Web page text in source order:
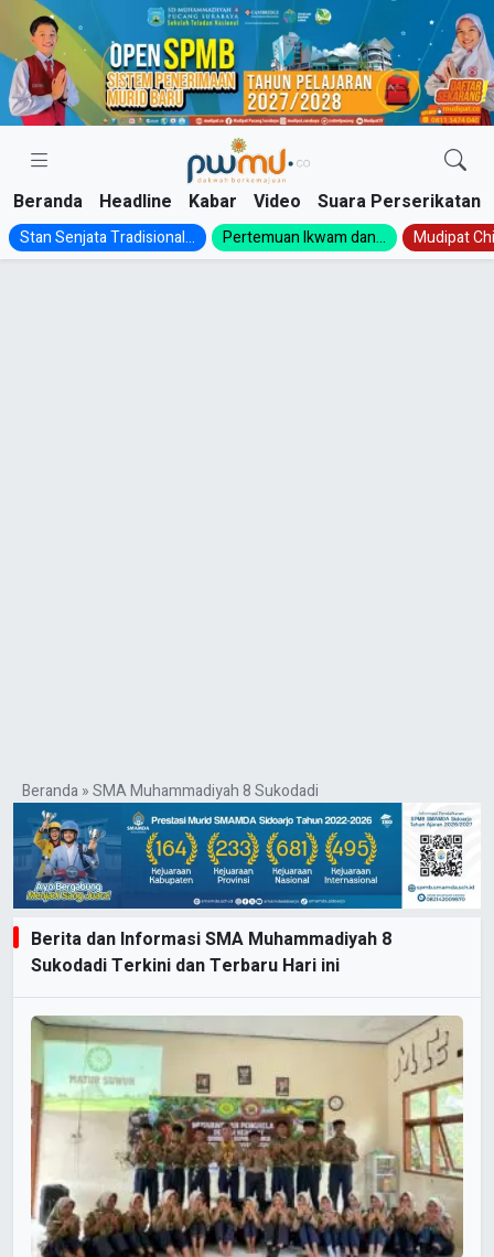
Skip
content
Beranda Headline Kabar Video Suara Perserikatan
Stan Senjata Tradisional... Pertemuan Ikwam dan... Mudipat
Beranda»SMA Muhammadiyah 8 Sukodadi
Berita dan Informasi SMA Muhammadiyah 8
Sukodadi Terkini dan Terbaru Hari ini